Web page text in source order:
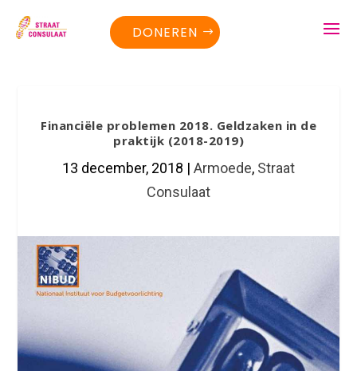
DONEREN
Financiële problemen 2018. Geldzaken in de
praktijk (2018-2019)
13 december, 2018 | Armoede, Straat
Consulaat